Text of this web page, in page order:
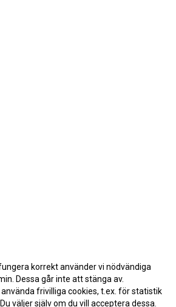
korrekt använder vi nödvändiga
Dessa går inte att stänga av.
använda frivilliga cookies, t.ex. för statistik
väljer själv om du vill acceptera dessa.